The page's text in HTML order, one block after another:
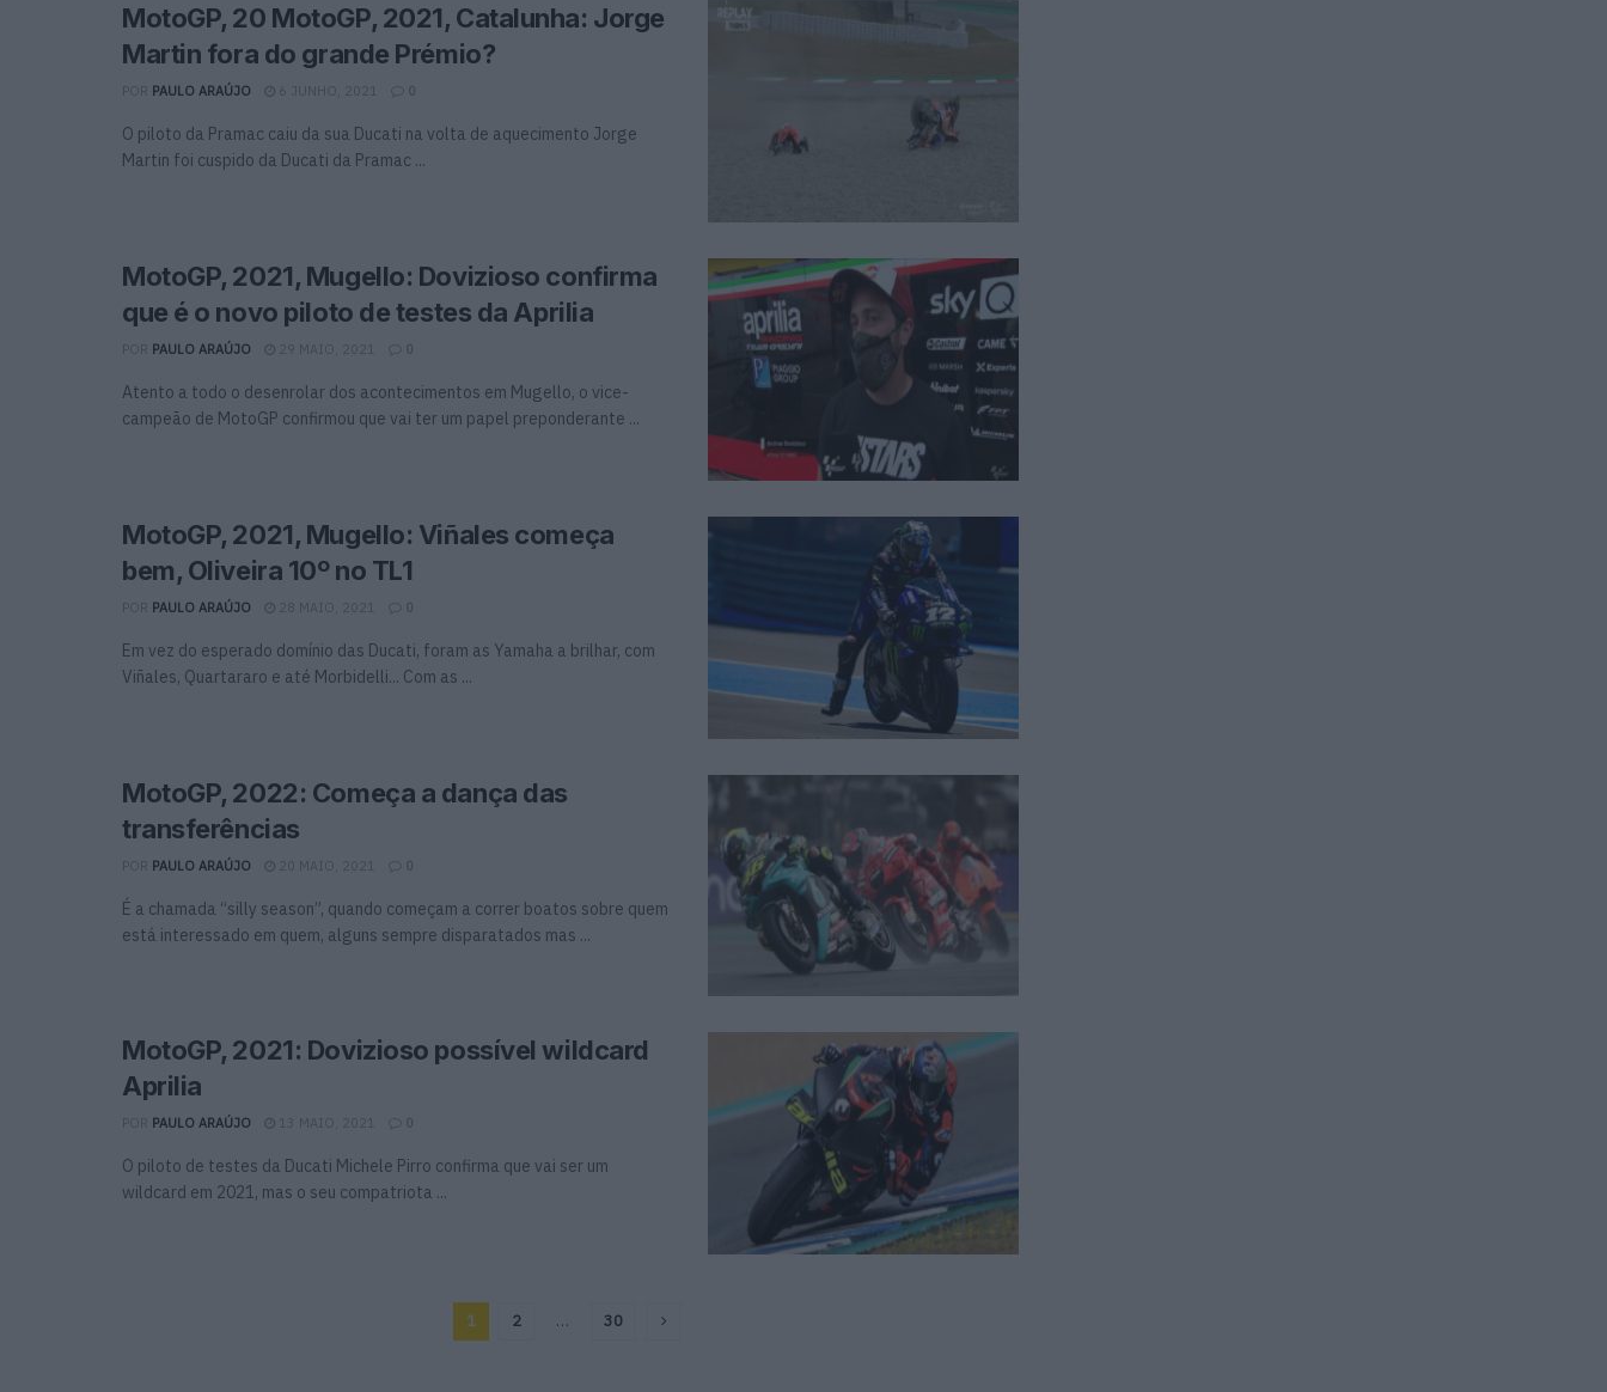
MotoGP, 20 MotoGP, 2021, Catalunha: Jorge
Martin fora do grande Prémio?
PAULO ARAÚJO 6 JUNHO, 2021 0
O piloto da Pramac caiu da sua Ducati na volta de aquecimento Jorge
Martin foi cuspido da Ducati da Pramac ...
MotoGP, 2021, Mugello: Dovizioso confirma
que é o novo piloto de testes da Aprilia
PAULO ARAÚJO 29 MAIO, 2021 0
Atento a todo o desenrolar dos acontecimentos em Mugello, o vice-
campeão de MotoGP confirmou que vai ter um papel preponderante ...
MotoGP, 2021, Mugello: Viñales começa
bem, Oliveira 10º no TL1
PAULO ARAÚJO 28 MAIO, 2021 0
Em vez do esperado domínio das Ducati, foram as Yamaha a brilhar, com
Viñales, Quartararo e até Morbidelli... Com as ...
MotoGP, 2022: Começa a dança das
transferências
PAULO ARAÚJO 20 MAIO, 2021 0
É a chamada “silly season”, quando começam a correr boatos sobre quem
está interessado em quem, alguns sempre disparatados mas ...
MotoGP, 2021: Dovizioso possível wildcard
Aprilia
PAULO ARAÚJO 13 MAIO, 2021 0
O piloto de testes da Ducati Michele Pirro confirma que vai ser um
wildcard em 2021, mas o seu compatriota ...
1 2 … 30